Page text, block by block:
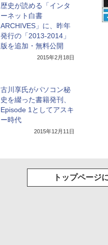
歴史が読める「インタ
ーネット白書
ARCHIVES」に、昨年
発行の「2013-2014」
版を追加・無料公開
2015年2月18日
古川享氏がパソコン秘
史を綴った書籍発刊、
Episode 1としてアスキ
ー時代
2015年12月11日
トップページ